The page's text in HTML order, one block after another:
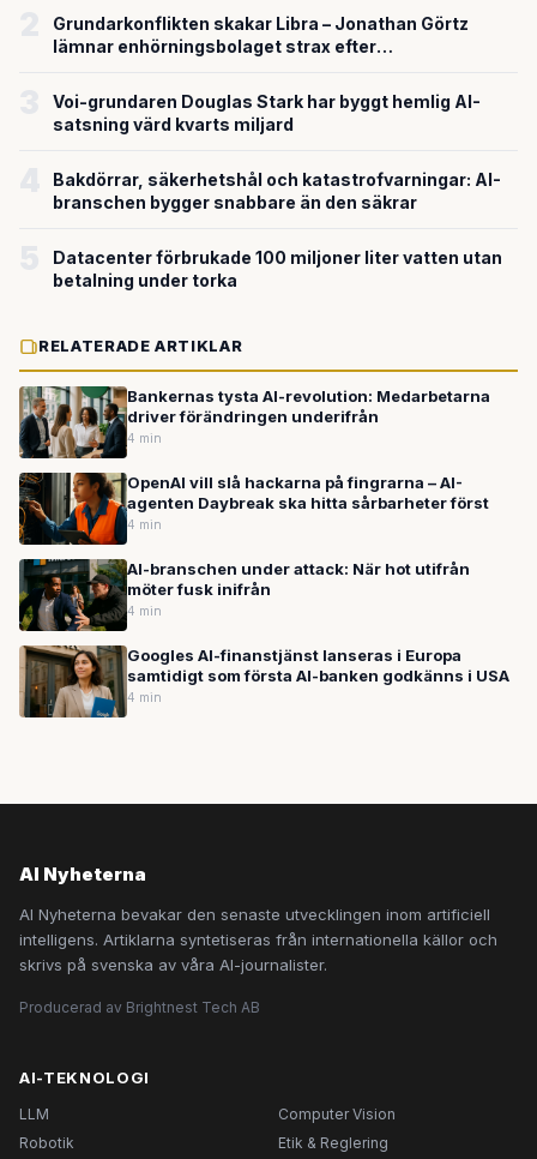
Grundarkonflikten skakar Libra – Jonathan Görtz
lämnar enhörningsbolaget strax efter
Voi-grundaren Douglas Stark har byggt hemlig AI-
satsning värd kvarts miljard
Bakdörrar, säkerhetshål och katastrofvarningar: AI-
branschen bygger snabbare än den säkrar
Datacenter förbrukade 100 miljoner liter vatten utan
betalning under torka
RELATERADE ARTIKLAR
Bankernas tysta AI-revolution: Medarbetarna
driver förändringen underifrån
4 min
OpenAI vill slå hackarna på fingrarna – AI-
agenten Daybreak ska hitta sårbarheter först
4 min
AI-branschen under attack: När hot utifrån
möter fusk inifrån
4 min
Googles AI-finanstjänst lanseras i Europa
samtidigt som första AI-banken godkänns i USA
4 min
AI Nyheterna
AI Nyheterna bevakar den senaste utvecklingen inom artificiell
intelligens. Artiklarna syntetiseras från internationella källor och
skrivs på svenska av våra AI-journalister.
Producerad av Brightnest Tech AB
AI-TEKNOLOGI
LLM
Computer Vision
Robotik
Etik & Reglering